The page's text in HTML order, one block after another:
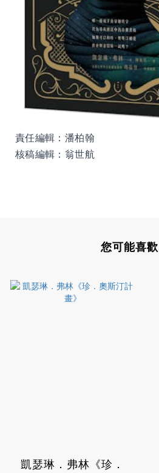
責任編輯：潘柏翰
核稿編輯：翁世航
您可能喜
凱瑟琳．弗林《珍．